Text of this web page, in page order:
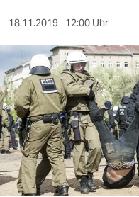
kultur
sport
berlin
nord
wahrheit
verlag
18.11.2019 12:00 Uhr